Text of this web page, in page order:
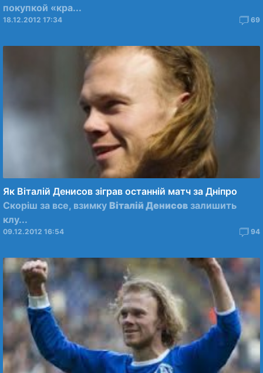
покупкой «кра...
18.12.2012 17:34 69
Як Віталій Денисов зіграв останній матч за Дніпро
Скоріш за все, взимку Віталій Денисов залишить
клу...
09.12.2012 16:54 94